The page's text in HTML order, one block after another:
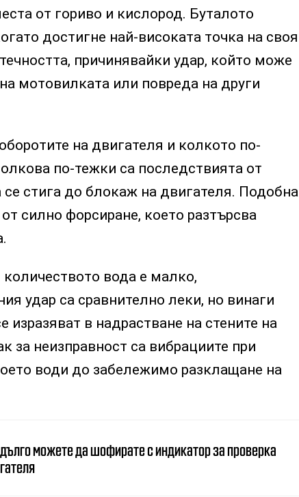
от гориво и кислород. Буталото
достигне най-високата точка на своя
причинявайки удар, който може
мотовилката или повреда на други
на двигателя и колкото по-
по-тежки са последствията от
стига до блокаж на двигателя. Подобна
силно форсиране, което разтърсва
вода е малко,
удар са сравнително леки, но винаги
в надрастване на стените на
за неизправност са вибрациите при
води до забележимо разклащане на
можете да шофирате с индикатор за проверка